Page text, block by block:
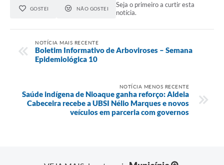
GOSTEI NÃO GOSTEI
Seja o primeiro a curtir esta
notícia.
NOTÍCIA MAIS RECENTE
Boletim Informativo de Arboviroses – Semana
Epidemiológica 10
NOTÍCIA MENOS RECENTE
Saúde indígena de Nioaque ganha reforço: Aldeia
Cabeceira recebe a UBSI Nélio Marques e novos
veículos em parceria com governos